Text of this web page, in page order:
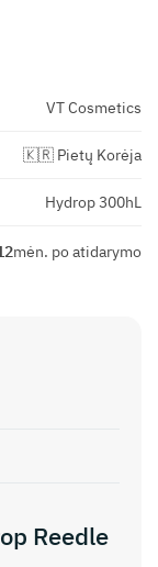
VT Cosmetics
🇰🇷 Pietų Korėja
Hydrop 300hL
mėn. po atidarymo
Reedle